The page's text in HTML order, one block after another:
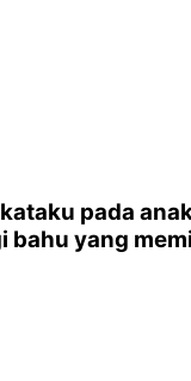
pada
bahu yang